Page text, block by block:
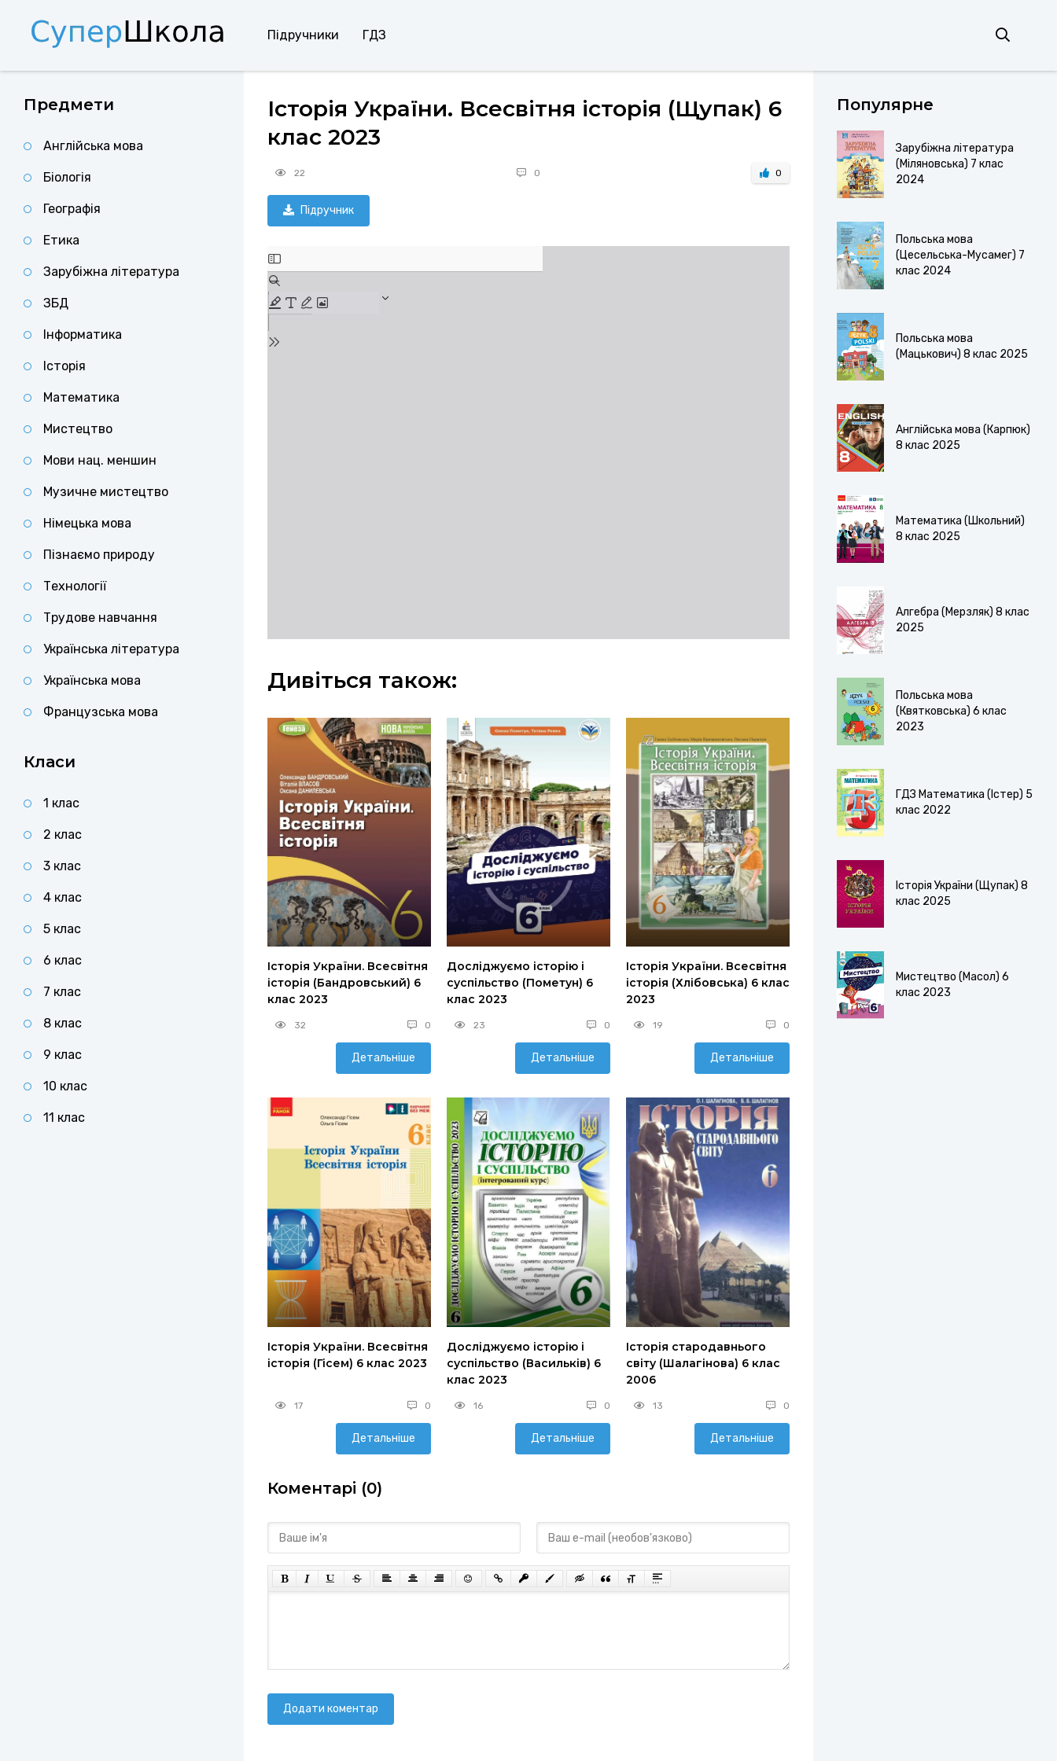
Підручники ГДЗ
Історія України. Всесвітня історія (Щупак) 6
клас 2023
22 0 0
Підручник
Дивіться також:
Історія України. Всесвітня
історія (Бандровський) 6
клас 2023
32 0
Детальніше
Досліджуємо історію і
суспільство (Пометун) 6
клас 2023
23 0
Детальніше
Історія України. Всесвітня
історія (Хлібовська) 6 клас
2023
19 0
Детальніше
Історія України. Всесвітня
історія (Гісем) 6 клас 2023
17 0
Детальніше
Досліджуємо історію і
суспільство (Васильків) 6
клас 2023
16 0
Детальніше
Історія стародавнього
світу (Шалагінова) 6 клас
2006
13 0
Детальніше
Коментарі (0)
Додати коментар
Предмети
Англійська мова
Біологія
Географія
Етика
Зарубіжна література
ЗБД
Інформатика
Історія
Математика
Мистецтво
Мови нац. меншин
Музичне мистецтво
Німецька мова
Пізнаємо природу
Технології
Трудове навчання
Українська література
Українська мова
Французська мова
Класи
1 клас
2 клас
3 клас
4 клас
5 клас
6 клас
7 клас
8 клас
9 клас
10 клас
11 клас
Популярне
Зарубіжна література
(Міляновська) 7 клас
2024
Польська мова
(Цесельська-Мусамег) 7
клас 2024
Польська мова
(Мацькович) 8 клас 2025
Англійська мова (Карпюк)
8 клас 2025
Математика (Школьний)
8 клас 2025
Алгебра (Мерзляк) 8 клас
2025
Польська мова
(Квятковська) 6 клас
2023
ГДЗ Математика (Істер) 5
клас 2022
Історія України (Щупак) 8
клас 2025
Мистецтво (Масол) 6
клас 2023